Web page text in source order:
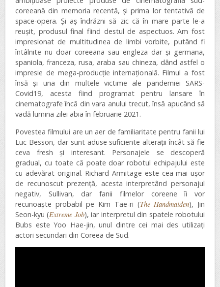
coreeană din memoria recentă, și prima lor tentativă de
space-opera. Și aș îndrăzni să zic că în mare parte le-a
reușit, produsul final fiind destul de aspectuos. Am fost
impresionat de multitudinea de limbi vorbite, putând fi
întâlnite nu doar coreeana sau engleza dar și germana,
spaniola, franceza, rusa, araba sau chineza, dând astfel o
impresie de mega-producție internațională. Filmul a fost
însă și una din multele victime ale pandemiei SARS-
Covid19, acesta fiind programat pentru lansare în
cinematografe încă din vara anului trecut, însă apucând să
vadă lumina zilei abia în februarie 2021.
Povestea filmului are un aer de familiaritate pentru fanii lui
Luc Besson, dar sunt aduse suficiente alterații încât să fie
ceva fresh și interesant. Personajele se descoperă
gradual, cu toate că poate doar robotul echipajului este
cu adevărat original. Richard Armitage este cea mai ușor
de recunoscut prezență, acesta interpretând personajul
negativ, Sullivan, dar fanii filmelor coreene îi vor
recunoaște probabil pe Kim Tae-ri (The Handmaiden), Jin
Seon-kyu (Extreme Job), iar interpretul din spatele robotului
Bubs este Yoo Hae-jin, unul dintre cei mai des utilizați
actori secundari din Coreea de Sud.